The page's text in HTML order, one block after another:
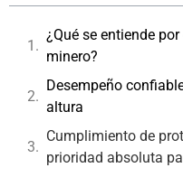
¿Qué se entiende
minero?
Desempeño
altura
Cumplimiento de
prioridad absoluta